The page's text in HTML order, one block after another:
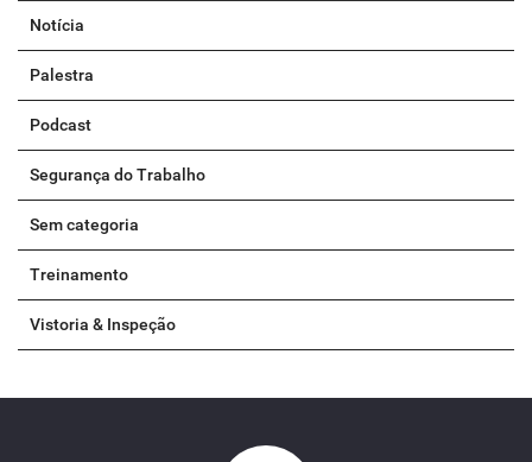
Notícia
Palestra
Podcast
Segurança do Trabalho
Sem categoria
Treinamento
Vistoria & Inspeção